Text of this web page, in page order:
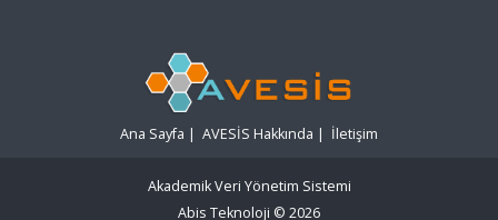
Ana Sayfa | AVESİS Hakkında | İletişim
Akademik Veri Yönetim Sistemi
Abis Teknoloji © 2026